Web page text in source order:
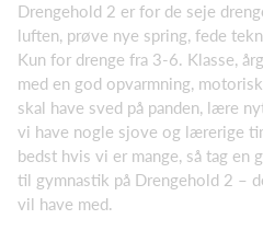
Drengehold 2 er for de seje
luften, prøve nye spring, fede
Kun for drenge fra 3-6. Klasse,
med en god opvarmning,
skal have sved på panden, lære
vi have nogle sjove og lærerige
bedst hvis vi er mange, så tag en
til gymnastik på Drengehold 2 –
vil have med.